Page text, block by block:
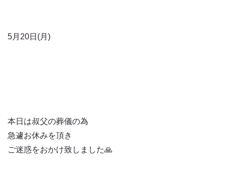
5月20日(月)
本日は叔父の葬儀の為
急遽お休みを頂き
ご迷惑をおかけ致しました🙏